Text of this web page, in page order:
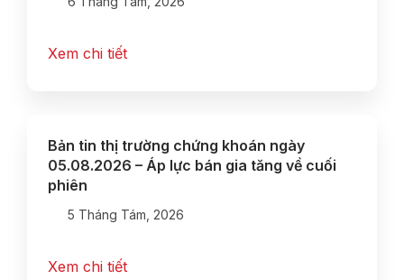
Xem chi tiết
Bản tin thị trường chứng khoán ngày
05.08.2026 – Áp lực bán gia tăng về cuối
phiên
5 Tháng Tám, 2026
Xem chi tiết